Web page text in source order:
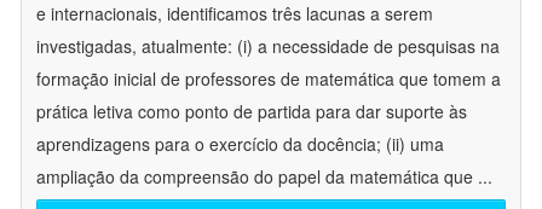
e internacionais, identificamos três lacunas a serem
investigadas, atualmente: (i) a necessidade de pesquisas na
formação inicial de professores de matemática que tomem a
prática letiva como ponto de partida para dar suporte às
aprendizagens para o exercício da docência; (ii) uma
ampliação da compreensão do papel da matemática que ...